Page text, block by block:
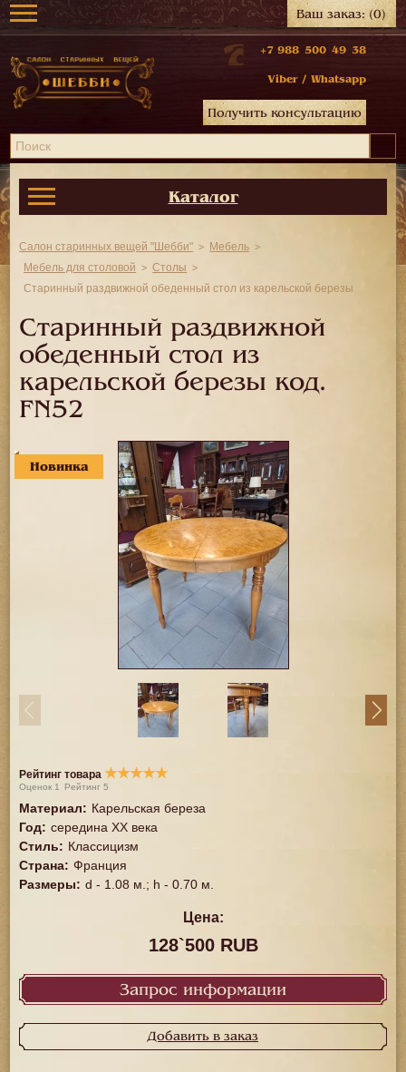
Ваш заказ:(0)
+7 988 500 49 38
Viber / Whatsapp
Получить консультацию
Каталог
Салон старинных вещей "Шебби"
Мебель
Мебель для столовой
Столы
Старинный раздвижной обеденный стол из карельской березы
Старинный раздвижной
обеденный стол из
карельской березы код.
FN52
Новинка
Рейтинг товара ★★★★★
Оценок 1 Рейтинг5
Материал: Карельская береза
Год: cередина ХХ века
Стиль: Классицизм
Страна: Франция
Размеры: d - 1.08 м.; h - 0.70 м.
Цена:
128`500 RUB
Запрос информации
Добавить в заказ